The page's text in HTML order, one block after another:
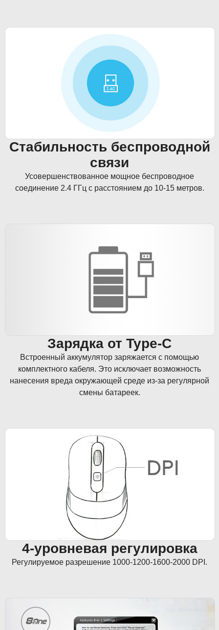
Стабильность беспроводной
связи
Усовершенствованное мощное беспроводное
соединение 2.4 ГГц с расстоянием до 10-15 метров.
Зарядка от Type-C
Встроенный аккумулятор заряжается с помощью
комплектного кабеля. Это исключает возможность
нанесения вреда окружающей среде из-за регулярной
смены батареек.
4-уровневая регулировка
Регулируемое разрешение 1000-1200-1600-2000 DPI.